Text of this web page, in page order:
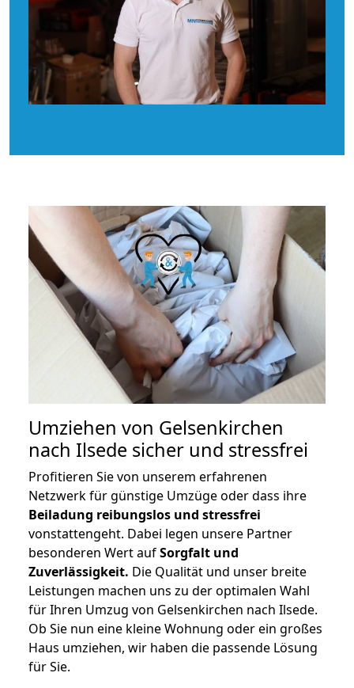
Umziehen von Gelsenkirchen
nach Ilsede sicher und stressfrei
Profitieren Sie von unserem erfahrenen
Netzwerk für günstige Umzüge oder dass ihre
Beiladung reibungslos und stressfrei
vonstattengeht. Dabei legen unsere Partner
besonderen Wert aufSorgfalt und
Zuverlässigkeit. Die Qualität und unser breite
Leistungen machen uns zu der optimalen Wahl
für Ihren Umzug von Gelsenkirchen nach Ilsede.
Ob Sie nun eine kleine Wohnung oder ein großes
Haus umziehen, wir haben die passende Lösung
für Sie.